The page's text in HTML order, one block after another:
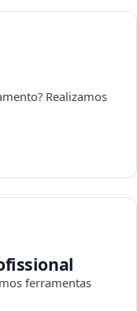
Realizamos
ferramentas